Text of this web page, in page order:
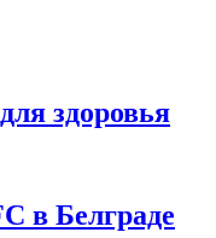
здоровья
в Белграде